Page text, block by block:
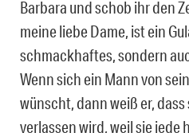
Barbara und schob ihr den
meine liebe Dame, ist ein
schmackhaftes, sondern
Wenn sich ein Mann von
wünscht, dann weiß er,
verlassen wird, weil sie jede